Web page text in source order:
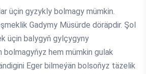
üçin gyzykly bolmagy mümkin.
Gadymy Müsürde döräpdir. Şol
üçin balygyň gylçygyny
bolmagyňyz hem mümkin gulak
Eger bilmeýän bolsoňyz täzelik